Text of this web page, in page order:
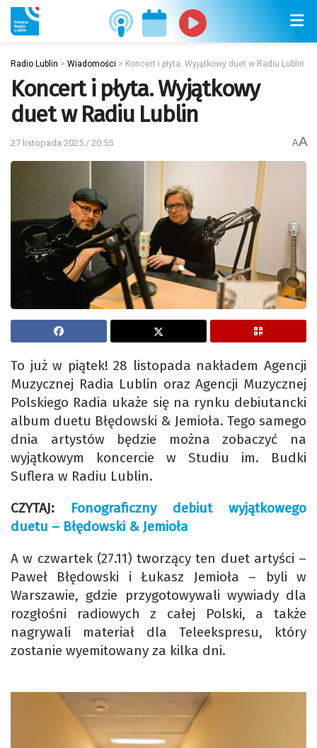
Radio Lublin > Wiadomości > Koncert i płyta. Wyjątkowy duet w Radiu Lublin
Koncert i płyta. Wyjątkowy
duet w Radiu Lublin
27 listopada 2025 / 20:55 AA
To już w piątek! 28 listopada nakładem Agencji
Muzycznej Radia Lublin oraz Agencji Muzycznej
Polskiego Radia ukaże się na rynku debiutancki
album duetu Błędowski & Jemioła. Tego samego
dnia artystów będzie można zobaczyć na
wyjątkowym koncercie w Studiu im. Budki
Suflera w Radiu Lublin.
CZYTAJ: Fonograficzny debiut wyjątkowego
duetu – Błędowski & Jemioła
A w czwartek (27.11) tworzący ten duet artyści –
Paweł Błędowski i Łukasz Jemioła – byli w
Warszawie, gdzie przygotowywali wywiady dla
rozgłośni radiowych z całej Polski, a także
nagrywali materiał dla Teleekspresu, który
zostanie wyemitowany za kilka dni.